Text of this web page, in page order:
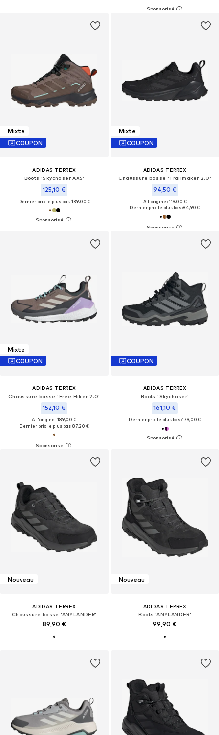
Mixte
COUPON
ADIDAS TERREX
Boots 'Skychaser AX5'
125,10 €
Dernier prix le plus bas :139,00 €
Mixte
COUPON
ADIDAS TERREX
Chaussure basse 'Trailmaker 2.0'
94,50 €
À l'origine : 119,00 €
Dernier prix le plus bas :84,90 €
Mixte
COUPON
ADIDAS TERREX
Chaussure basse 'Free Hiker 2.0'
152,10 €
À l'origine : 189,00 €
Dernier prix le plus bas :87,20 €
COUPON
ADIDAS TERREX
Boots 'Skychaser'
161,10 €
Dernier prix le plus bas :179,00 €
Nouveau
ADIDAS TERREX
Chaussure basse 'ANYLANDER'
89,90 €
Nouveau
ADIDAS TERREX
Boots 'ANYLANDER'
99,90 €